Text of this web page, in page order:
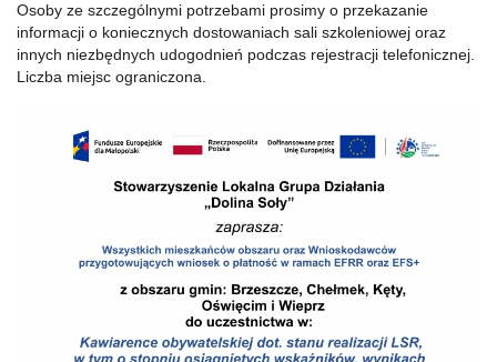
Osoby ze szczególnymi potrzebami prosimy o przekazanie
informacji o koniecznych dostowaniach sali szkoleniowej oraz
innych niezbędnych udogodnień podczas rejestracji telefonicznej.
Liczba miejsc ograniczona.